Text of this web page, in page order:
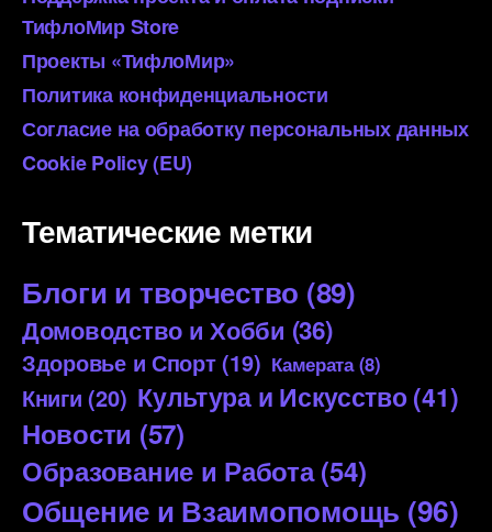
ТифлоМир Store
Проекты «ТифлоМир»
Политика конфиденциальности
Согласие на обработку персональных данных
Cookie Policy (EU)
Тематические метки
Блоги и творчество (89)
Домоводство и Хобби (36)
Здоровье и Спорт(19) Камерата(8)
Книги (20) Культура и Искусство(41)
Новости (57)
Образование и Работа(54)
Общение и Взаимопомощь (96)